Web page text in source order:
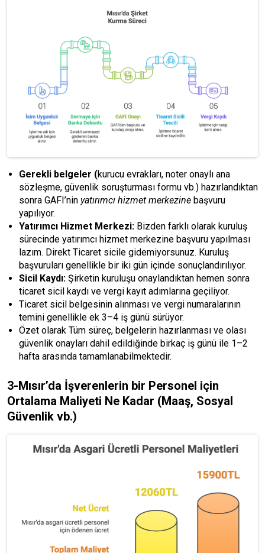
Gerekli belgeler (kurucu evrakları, noter onaylı ana
sözleşme, güvenlik soruşturması formu vb.) hazırlandıktan
sonra GAFI’nin yatırımcı hizmet merkezine başvuru
yapılıyor.
Yatırımcı Hizmet Merkezi: Bizden farklı olarak kuruluş
sürecinde yatırımcı hizmet merkezine başvuru yapılması
lazım. Direkt Ticaret sicile gidemiyorsunuz. Kuruluş
başvuruları genellikle bir iki gün içinde sonuçlandırılıyor.
Sicil Kaydı: Şirketin kuruluşu onaylandıktan hemen sonra
ticaret sicil kaydı ve vergi kayıt adımlarına geçiliyor.
Ticaret sicil belgesinin alınması ve vergi numaralarının
temini genellikle ek 3–4 iş günü sürüyor.
Özet olarak Tüm süreç, belgelerin hazırlanması ve olası
güvenlik onayları dahil edildiğinde birkaç iş günü ile 1–2
hafta arasında tamamlanabilmektedir.
3-Mısır’da İşverenlerin bir Personel için
Ortalama Maliyeti Ne Kadar (Maaş, Sosyal
Güvenlik vb.)